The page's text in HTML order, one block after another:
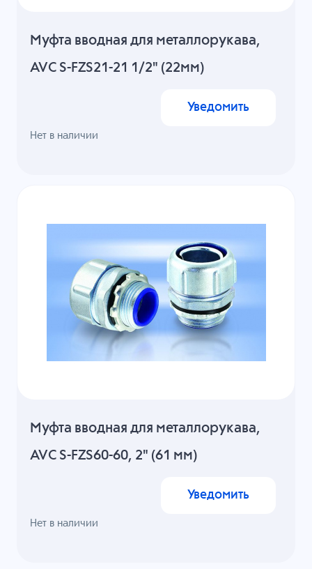
Муфта вводная для металлорукава,
AVC S-FZS21-21 1/2" (22мм)
Нет в наличии
Уведомить
Муфта вводная для металлорукава,
AVC S-FZS60-60, 2" (61 мм)
Нет в наличии
Уведомить